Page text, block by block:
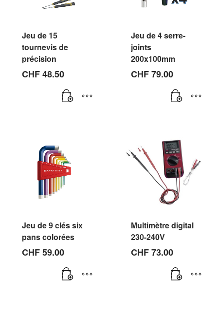
Jeu de 15
tournevis de
précision
CHF48.50
Jeu de 4 serre-
joints
200x100mm
CHF79.00
Jeu de 9 clés six
pans colorées
CHF59.00
Multimètre digital
230-240V
CHF73.00